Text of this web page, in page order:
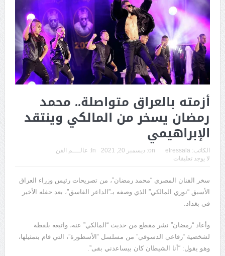
أزمته بالعراق متواصلة.. محمد
رمضان يسخر من المالكي وينتقد
الإبراهيمي
الكاتب: elressala
on: ديسمبر 20, 2021 In:
عالــــم الفن
لا يوجد تعليقات
سخر الفنان المصري “محمد رمضان”، من تصريحات رئيس وزراء العراق
الأسبق “نوري المالكي” الذي وصفه بـ”الداعر الفاسق”، بعد حفله الأخير
في بغداد.
وأعاد “رمضان” نشر مقطع من حديث “المالكي” عنه، واتبعه بلقطة
لشخصية “رفاعي الدسوقي” من مسلسل “الأسطورة”، التي قام بتمثيلها،
وهو يقول: “أنا الشيطان كان بيساعدني بقى”.